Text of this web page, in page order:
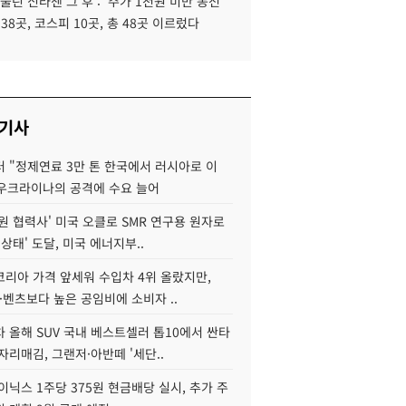
곳, 코스피 10곳, 총 48곳 이르렀다
사
"정제연료 3만 톤 한국에서 러시아로 이
크라이나의 공격에 수요 늘어
협력사' 미국 오클로 SMR 연구용 원자로
태' 도달, 미국 에너지부..
리아 가격 앞세워 수입차 4위 올랐지만,
벤츠보다 높은 공임비에 소비자 ..
올해 SUV 국내 베스트셀러 톱10에서 싼타
리매김, 그랜저·아반떼 '세단..
닉스 1주당 375원 현금배당 실시, 추가 주